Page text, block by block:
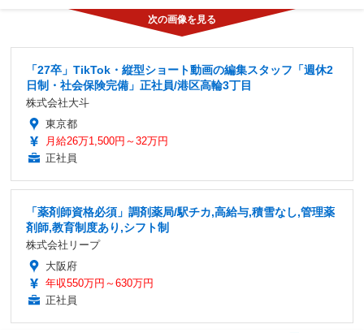
「27卒」TikTok・縦型ショート動画の編集スタッフ「週休2
日制・社会保険完備」正社員/港区高輪3丁目
株式会社大斗
東京都
月給26万1,500円～32万円
正社員
「薬剤師資格必須」調剤薬局/駅チカ,高給与,積雪なし,管理薬
剤師,教育制度あり,シフト制
株式会社リープ
大阪府
年収550万円～630万円
正社員